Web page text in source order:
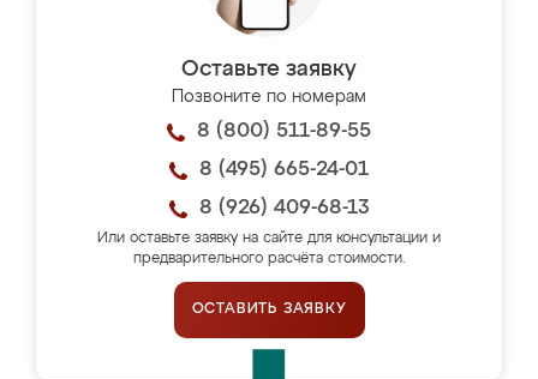
Оставьте заявку
Позвоните по номерам
8 (800) 511-89-55
8 (495) 665-24-01
8 (926) 409-68-13
Или оставьте заявку на сайте для консультации и
предварительного расчёта стоимости.
ОСТАВИТЬ ЗАЯВКУ